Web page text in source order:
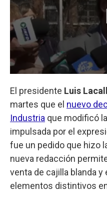
El presidente Luis
martes que el nuevo
Industria que modificó la
impulsada por el
fue un pedido que hizo
nueva redacción
venta de cajilla blanda
elementos distintivos